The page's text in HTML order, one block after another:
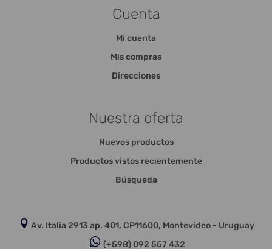
Cuenta
Mi cuenta
Mis compras
Direcciones
Nuestra oferta
Nuevos productos
Productos vistos recientemente
Búsqueda
Av. Italia 2913 ap. 401, CP11600, Montevideo - Uruguay
(+598) 092 557 432